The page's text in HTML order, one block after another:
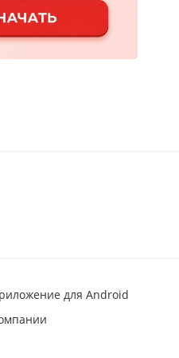
для Android